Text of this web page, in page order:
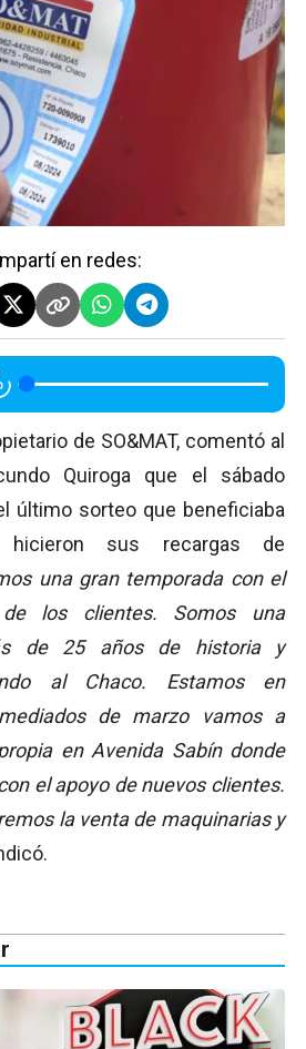
en redes:
de SO&MAT, comentó al
Quiroga que el sábado
último sorteo que beneficiaba
sus recargas de
una gran temporada con el
de los clientes. Somos una
de 25 años de historia y
al Chaco. Estamos en
de marzo vamos a
en Avenida Sabín donde
el apoyo de nuevos clientes.
la venta de maquinarias y